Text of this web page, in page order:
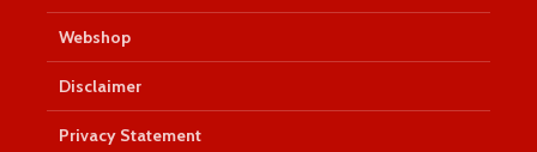
Webshop
Disclaimer
Privacy Statement